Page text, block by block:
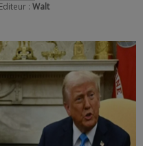
: Walt